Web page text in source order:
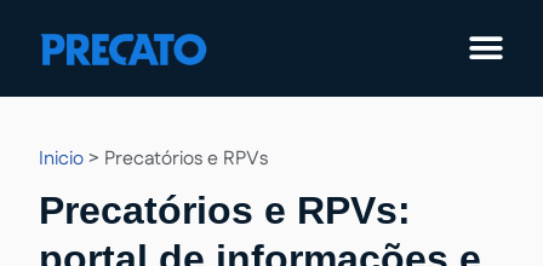
Pular
para
conteúdo
Inicio> Precatórios e RPVs
Precatórios e RPVs: